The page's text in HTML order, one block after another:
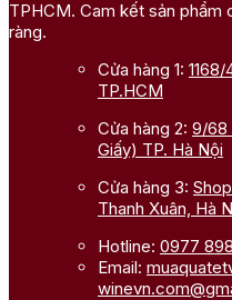
TPHCM. Cam kết sản phẩm
ràng.
Cửa hàng 1:
TP.HCM
Cửa hàng 2: 9/68
Giấy) TP. Hà Nội
Cửa hàng 3:
Thanh Xuân, Hà
Hotline: 0977
Email: